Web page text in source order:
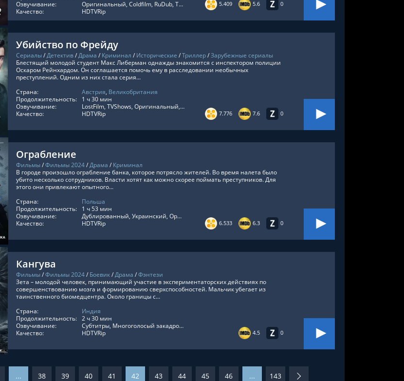
5.409 5.6 0
Озвучивание:
Оригинальный, Coldfilm, RuDub, TVShows, HDrezka Studio
Качество:
HDTVRip
Убийство по Фрейду
Сериалы/Детектив/Драма / Криминал / Исторические /Триллер/Зарубежные сериалы
7.776 7.6 0
Блестящий молодой студент Макс Либерман однажды знакомится с инспектором полиции
Оскаром Рейнхардом. Он соглашается помочь ему в расследовании необычных
преступлений. Одним из них стала серия...
Страна:
Австрия, Великобритания
Продолжительность:
1 ч 30 мин
Озвучивание:
LostFilm, TVShows, Оригинальный, SDI Media, Дублированный
Качество:
HDTVRip
Ограбление
Фильмы/Фильмы 2024/Драма / Криминал
6.533 6.3 0
В городе произошло ограбление банка, которое потрясло жителей. Во время налета было
убито несколько сотрудников. Власти хотят как можно скорее поймать преступников. Для
этого они привлекают опытного...
Страна:
Польша
Продолжительность:
1 ч 53 мин
Озвучивание:
Дублированный, Украинский, Оригинальный, Субтитры, Укр. Субтитры, ViruseProject
Качество:
HDTVRip
Кангува
Фильмы/Фильмы 2024/ Боевик/Драма /Фэнтези
4.5 0
Зета – молодой человек, принимающий участие в экспериментаторских действиях по
совершенствованию мозга и формированию сверхспособностей. Мальчик убегает из
таинственного биомедцентра. Около границы с...
Страна:
Индия
Продолжительность: 2 ч 30 мин
Озвучивание:
Субтитры, Многоголосый закадровый
Качество:
HDTVRip
... 38 39 40 41 42 43 44 45 46 ... 143